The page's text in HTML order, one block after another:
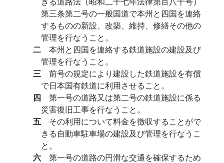
第三条第二号の一般国道で本州と四国を連絡
するものの新設、改築、維持、修繕その他の
管理を行なうこと。
二 本州と四国を連絡する鉄道施設の建設及び
管理を行なうこと。
三 前号の規定により建設した鉄道施設を有償
で日本国有鉄道に利用させること。
四 第一号の道路又は第二号の鉄道施設に係る
災害復旧工事を行なうこと。
五 その利用について料金を徴収することがで
きる自動車駐車場の建設及び管理を行なうこ
と。
六 第一号の道路の円滑な交通を確保するため